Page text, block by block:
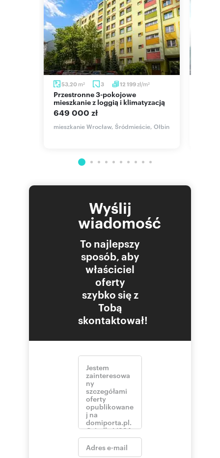
53,20 m2 3 12 199zł/m2
Przestronne 3-pokojowe
mieszkanie z loggią i klimatyzacją
649 000 zł
mieszkanie Wrocław, Śródmieście, Ołbin
Wyślij
wiadomość
To najlepszy
sposób, aby
właściciel
oferty
szybko się z
Tobą
skontaktował!